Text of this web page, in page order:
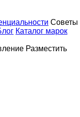
Советы
Каталог марок
Разместить